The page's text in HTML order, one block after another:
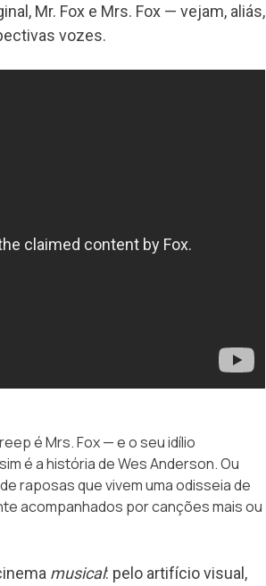
Mr. Fox e Mrs. Fox — vejam, aliás,
vozes.
é Mrs. Fox — e o seu idílio
é a história de Wes Anderson. Ou
raposas que vivem uma odisseia de
acompanhados por canções mais ou
musical: pelo artifício visual,